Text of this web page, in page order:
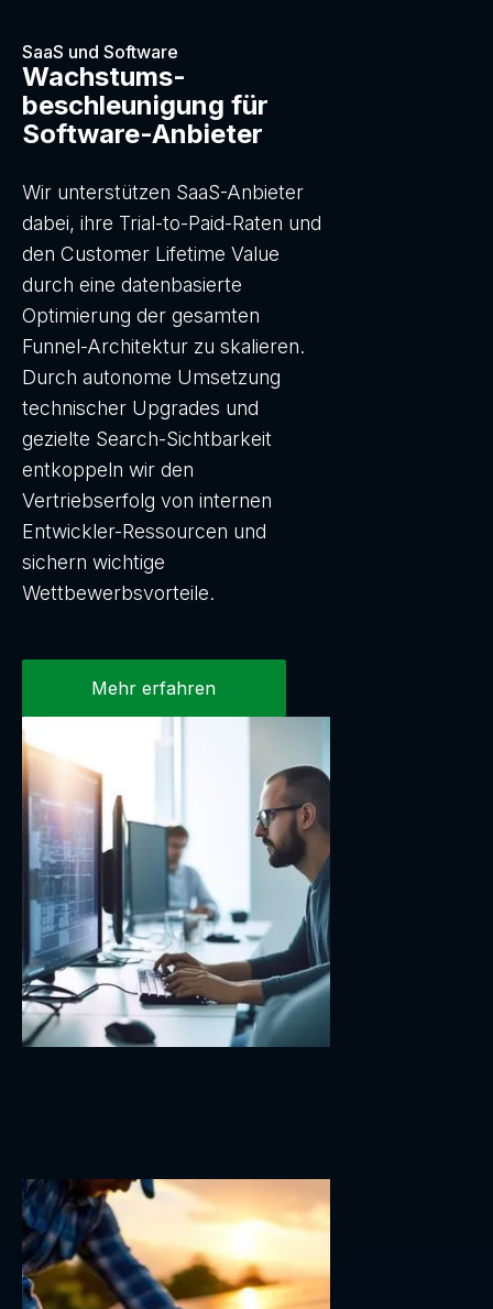
SaaS und Software
Wachstums-
beschleunigung für
Software-Anbieter
Wir unterstützen SaaS-Anbieter
dabei, ihre Trial-to-Paid-Raten und
den Customer Lifetime Value
durch eine datenbasierte
Optimierung der gesamten
Funnel-Architektur zu skalieren.
Durch autonome Umsetzung
technischer Upgrades und
gezielte Search-Sichtbarkeit
entkoppeln wir den
Vertriebserfolg von internen
Entwickler-Ressourcen und
sichern wichtige
Wettbewerbsvorteile.
Mehr erfahren